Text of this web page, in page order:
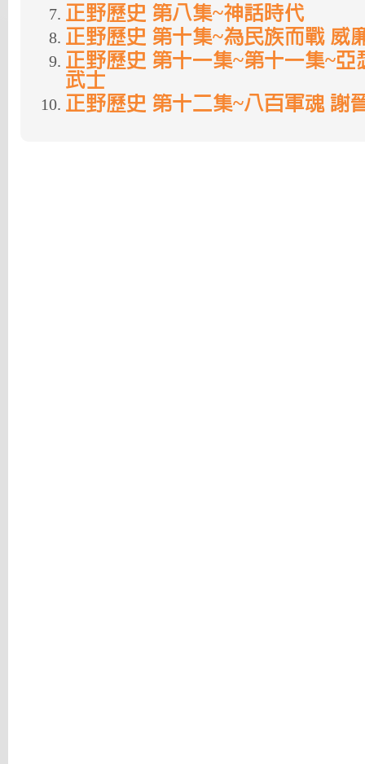
正野歷史 第八集~神話時代
正野歷史 第十集~為民族而戰 威
正野歷史 第十一集~第十一集~亞
武士
正野歷史 第十二集~八百軍魂 謝